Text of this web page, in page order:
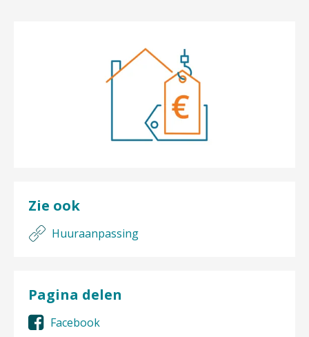
Zie ook
Huuraanpassing
Pagina delen
Facebook